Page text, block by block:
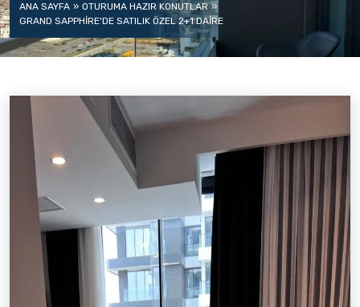
ANA SAYFA
OTURUMA HAZIR KONUTLAR
GRAND SAPPHIRE'DE SATILIK ÖZEL 2+1 DAIRE